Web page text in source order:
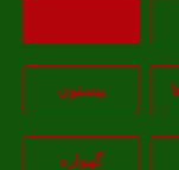
بیستون
گهواره